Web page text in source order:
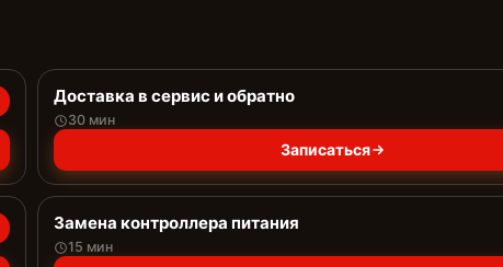
Доставка в сервис и обратно
30 мин
Записаться
Замена контроллера питания
15 мин